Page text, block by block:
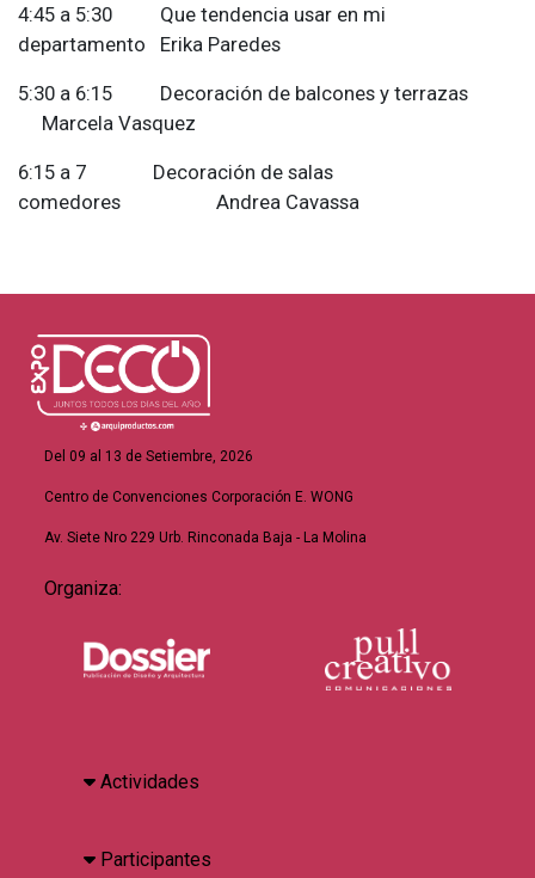
4:45 a 5:30 Que tendencia usar en mi
departamento Erika Paredes
5:30 a 6:15 Decoración de balcones y terrazas
Marcela Vasquez
6:15 a 7 Decoración de salas
comedores Andrea Cavassa
Del 09 al 13 de Setiembre, 2026
Centro de Convenciones Corporación E. WONG
Av. Siete Nro 229 Urb. Rinconada Baja - La Molina
Organiza:
Actividades
Participantes